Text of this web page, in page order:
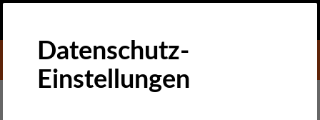
DONATE TO LIBERTIES
Datenschutz-
Einstellungen